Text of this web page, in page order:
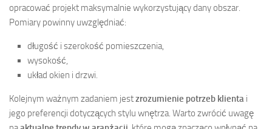
opracować projekt maksymalnie wykorzystujący dany obszar.
Pomiary powinny uwzględniać:
długość i szerokość pomieszczenia,
wysokość,
układ okien i drzwi.
Kolejnym ważnym zadaniem jestzrozumienie potrzeb klienta i
jego preferencji dotyczących stylu wnętrza. Warto zwrócić uwagę